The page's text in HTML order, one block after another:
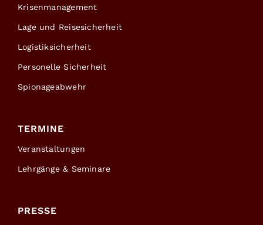
Krisenmanagement
Lage und Reisesicherheit
Logistiksicherheit
Personelle Sicherheit
Spionageabwehr
TERMINE
Veranstaltungen
Lehrgänge & Seminare
PRESSE